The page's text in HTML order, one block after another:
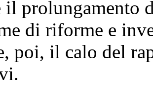
il prolungamento
di riforme e
poi, il calo del